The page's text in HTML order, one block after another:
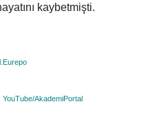
kaybetmişti.
YouTube/AkademiPortal